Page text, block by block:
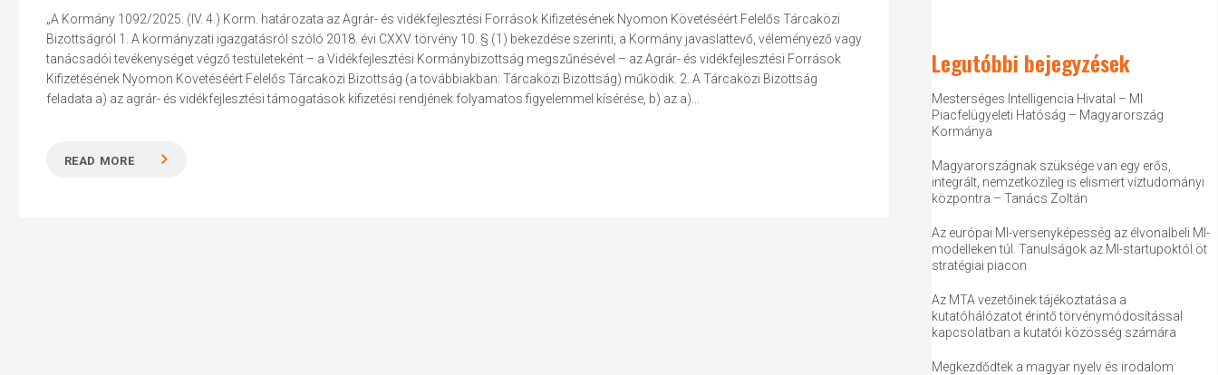
„A Kormány 1092/2025. (IV. 4.) Korm. határozata az Agrár- és vidékfejlesztési Források Kifizetésének Nyomon Követéséért Felelős Tárcaközi
Bizottságról 1. A kormányzati igazgatásról szóló 2018. évi CXXV. törvény 10. § (1) bekezdése szerinti, a Kormány javaslattevő, véleményező vagy
tanácsadói tevékenységet végző testületeként – a Vidékfejlesztési Kormánybizottság megszűnésével – az Agrár- és vidékfejlesztési Források
Kifizetésének Nyomon Követéséért Felelős Tárcaközi Bizottság (a továbbiakban: Tárcaközi Bizottság) működik. 2. A Tárcaközi Bizottság
feladata a) az agrár- és vidékfejlesztési támogatások kifizetési rendjének folyamatos figyelemmel kísérése, b) az a)...
READ MORE
Legutóbbi bejegyzések
Mesterséges Intelligencia Hivatal – MI
Piacfelügyeleti Hatóság – Magyarország
Kormánya
Magyarországnak szüksége van egy erős,
integrált, nemzetközileg is elismert víztudományi
központra – Tanács Zoltán
Az európai MI-versenyképesség az élvonalbeli MI-
modelleken túl. Tanulságok az MI-startupoktól öt
stratégiai piacon
Az MTA vezetőinek tájékoztatása a
kutatóhálózatot érintő törvénymódosítással
kapcsolatban a kutatói közösség számára
Megkezdődtek a magyar nyelv és irodalom